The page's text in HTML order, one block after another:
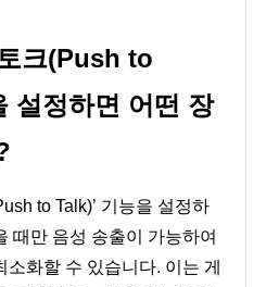
크(Push to
설정하면 어떤 장
to Talk)’ 기능을 설정하
때만 음성 송출이 가능하여
소화할 수 있습니다. 이는 게